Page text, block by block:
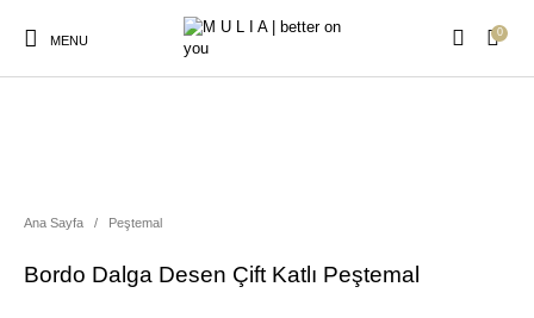
MENU
0
Yeni Ürün Anne Çocuk Kombin
Ana Sayfa / Peştemal
Bordo Dalga Desen Çift Katlı Peştemal